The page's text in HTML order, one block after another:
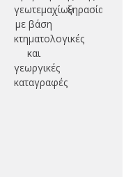
γεωτεμαχίων
με βάση
κτηματολογικές
και
γεωργικές
καταγραφές
ξηρασίας